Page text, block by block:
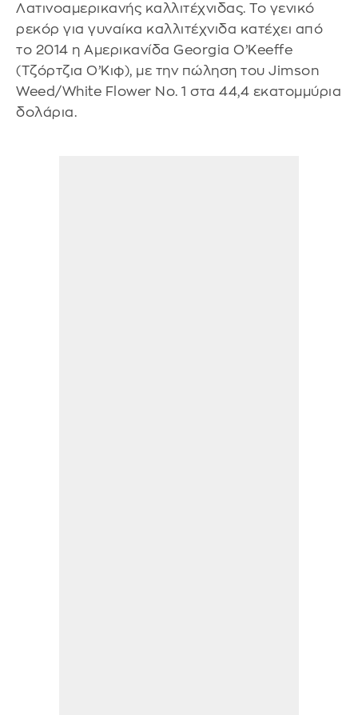
Λατινοαμερικανής καλλιτέχνιδας. Το γενικό
ρεκόρ για γυναίκα καλλιτέχνιδα κατέχει από
το 2014 η Αμερικανίδα Georgia O’Keeffe
(Τζόρτζια Ο’Κιφ), με την πώληση του Jimson
Weed/White Flower No. 1 στα 44,4 εκατομμύρια
δολάρια.